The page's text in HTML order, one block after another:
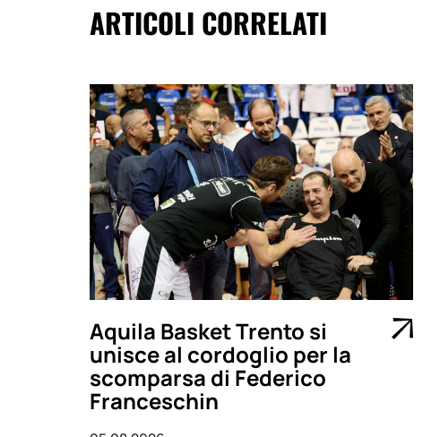
ARTICOLI CORRELATI
Aquila Basket Trento si
unisce al cordoglio per la
scomparsa di Federico
Franceschin